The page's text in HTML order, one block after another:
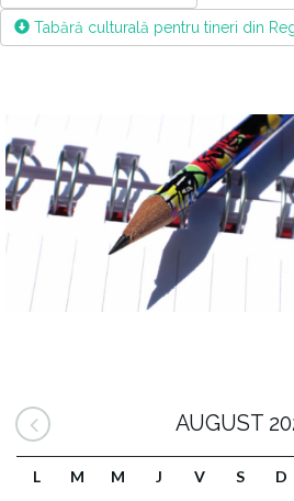
Tabără culturală pentru tineri din
AUGUST
L M M J V S D